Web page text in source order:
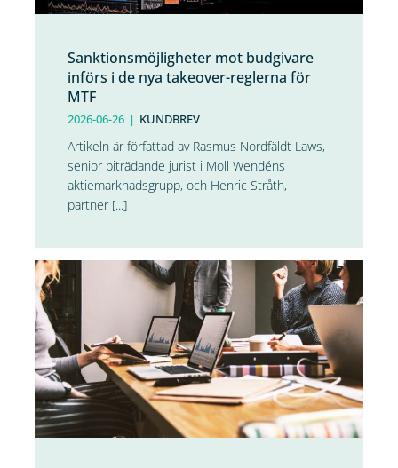
Sanktionsmöjligheter mot budgivare
införs i de nya takeover-reglerna för
MTF
2026-06-26 | KUNDBREV
Artikeln är författad av Rasmus Nordfäldt Laws,
senior biträdande jurist i Moll Wendéns
aktiemarknadsgrupp, och Henric Stråth,
partner [...]